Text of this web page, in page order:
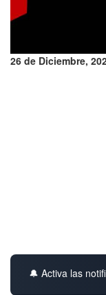
26 de Diciembre,
🔔 Activa las